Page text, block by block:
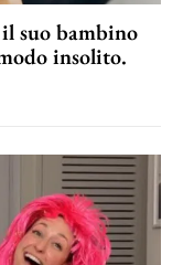
suo bambino
insolito.